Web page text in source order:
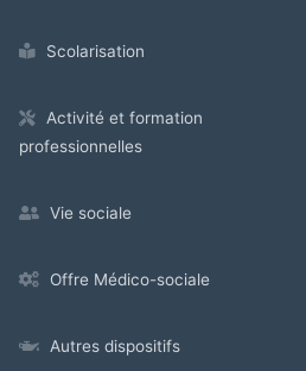
Scolarisation
Activité et formation
professionnelles
Vie sociale
Offre Médico-sociale
Autres dispositifs